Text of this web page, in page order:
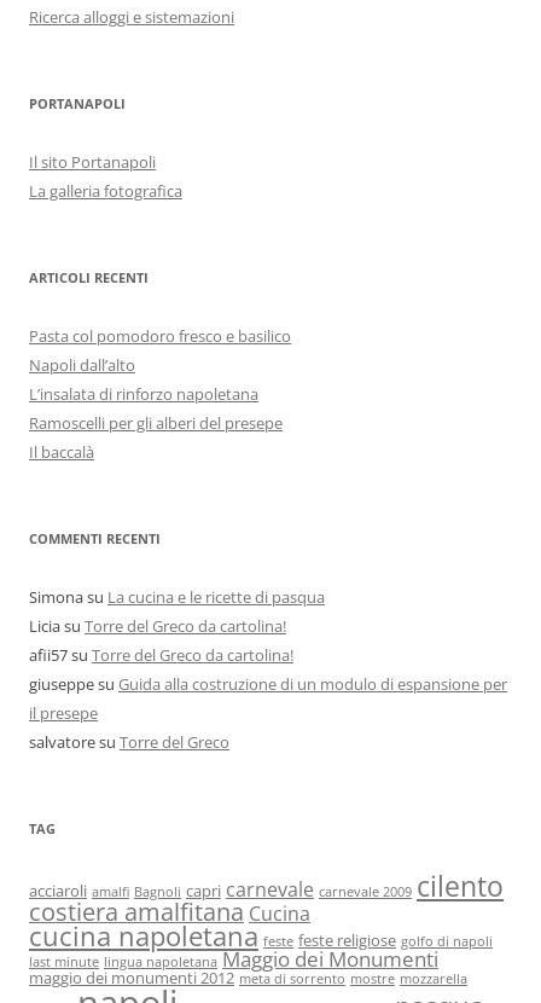
Ricerca alloggi e sistemazioni
PORTANAPOLI
Il sito Portanapoli
La galleria fotografica
ARTICOLI RECENTI
Pasta col pomodoro fresco e basilico
Napoli dall’alto
L’insalata di rinforzo napoletana
Ramoscelli per gli alberi del presepe
Il baccalà
COMMENTI RECENTI
Simonasu La cucina e le ricette di pasqua
Liciasu Torre del Greco da cartolina!
afii57su Torre del Greco da cartolina!
giuseppesu Guida alla costruzione di un modulo di espansione per
il presepe
salvatoresu Torre del Greco
TAG
acciaroli amalfi Bagnoli capri carnevale carnevale 2009 cilento
costiera amalfitana Cucina
cucina napoletana feste feste religiose golfo di napoli
last minute lingua napoletana Maggio dei Monumenti
maggio dei monumenti 2012 meta di sorrento mostre mozzarella